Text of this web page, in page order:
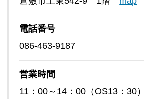
電話番号
086-463-9187
営業時間
11：00～14：00（OS13：